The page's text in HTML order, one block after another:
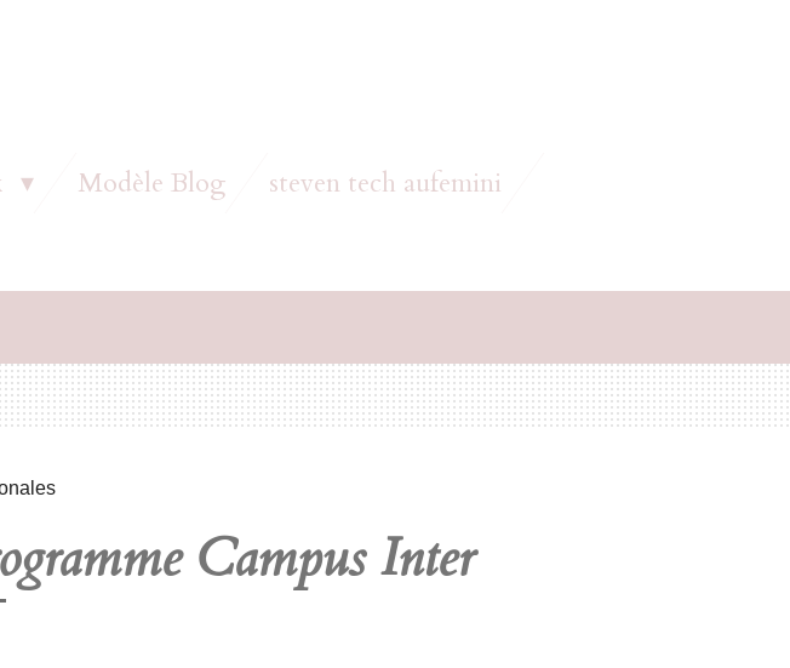
Modèle Blog steven tech aufemini
Campus Inter